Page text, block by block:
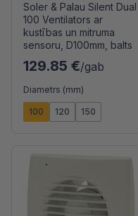
Soler & Palau Silent Dual
100 Ventilators ar
kustības un mitruma
sensoru, D100mm, balts
129.85 €/gab
Diametrs (mm)
100 120 150